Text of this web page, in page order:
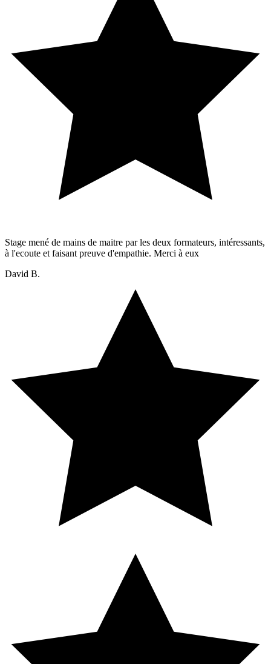
Stage mené de mains de maitre par les deux formateurs, intéressants,
à l'ecoute et faisant preuve d'empathie. Merci à eux
David B.